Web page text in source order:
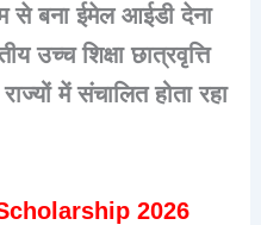
से बना ईमेल आईडी देना
उच्च शिक्षा छात्रवृत्ति
में संचालित होता रहा
2026